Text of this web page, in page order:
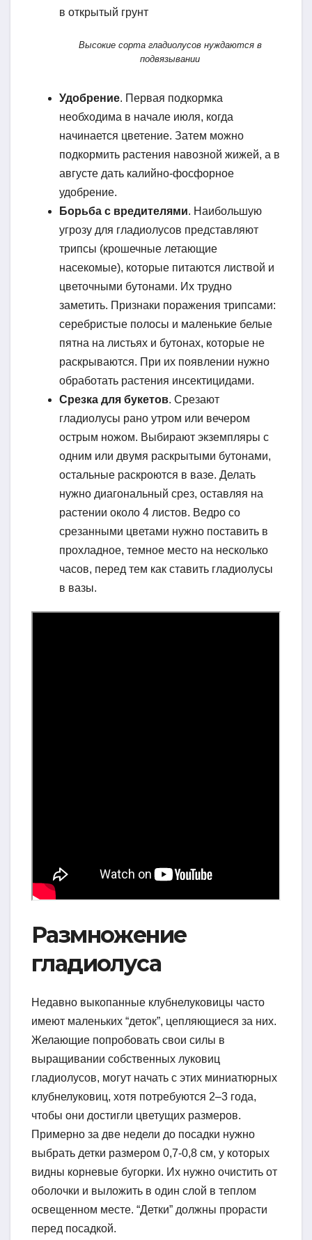
Высокие сорта гладиолусов нуждаются в
подвязывании
Удобрение. Первая подкормка
необходима в начале июля, когда
начинается цветение. Затем можно
подкормить растения навозной жижей, а в
августе дать калийно-фосфорное
удобрение.
Борьба с вредителями. Наибольшую
угрозу для гладиолусов представляют
трипсы (крошечные летающие
насекомые), которые питаются листвой и
цветочными бутонами. Их трудно
заметить. Признаки поражения трипсами:
серебристые полосы и маленькие белые
пятна на листьях и бутонах, которые не
раскрываются. При их появлении нужно
обработать растения инсектицидами.
Срезка для букетов. Срезают
гладиолусы рано утром или вечером
острым ножом. Выбирают экземпляры с
одним или двумя раскрытыми бутонами,
остальные раскроются в вазе. Делать
нужно диагональный срез, оставляя на
растении около 4 листов. Ведро со
срезанными цветами нужно поставить в
прохладное, темное место на несколько
часов, перед тем как ставить гладиолусы
в вазы.
Размножение
гладиолуса
Недавно выкопанные клубнелуковицы часто
имеют маленьких “деток”, цепляющиеся за них.
Желающие попробовать свои силы в
выращивании собственных луковиц
гладиолусов, могут начать с этих миниатюрных
клубнелуковиц, хотя потребуются 2–3 года,
чтобы они достигли цветущих размеров.
Примерно за две недели до посадки нужно
выбрать детки размером 0,7-0,8 см, у которых
видны корневые бугорки. Их нужно очистить от
оболочки и выложить в один слой в теплом
освещенном месте. “Детки” должны прорасти
перед посадкой.